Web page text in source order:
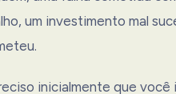
um investimento mal
inicialmente que